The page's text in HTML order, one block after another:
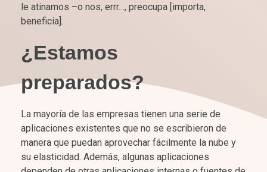
le atinamos –o nos, errr…, preocupa [importa,
beneficia].
¿Estamos
preparados?
La mayoría de las empresas tienen una serie de
aplicaciones existentes que no se escribieron de
manera que puedan aprovechar fácilmente la nube y
su elasticidad. Además, algunas aplicaciones